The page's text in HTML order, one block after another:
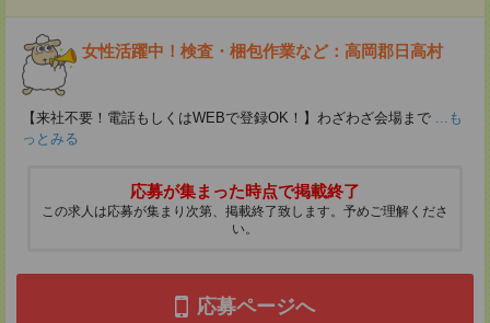
女性活躍中！検査・梱包作業など：高岡郡日高村
【来社不要！電話もしくはWEBで登録OK！】わざわざ会場まで ...も
っとみる
応募が集まった時点で掲載終了
この求人は応募が集まり次第、掲載終了致します。予めご理解くださ
い。
応募ページへ